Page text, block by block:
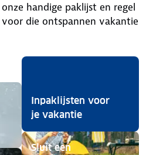
handige paklijst en regel
die ontspannen vakantie
Inpaklijsten voor
je vakantie
Sluit een